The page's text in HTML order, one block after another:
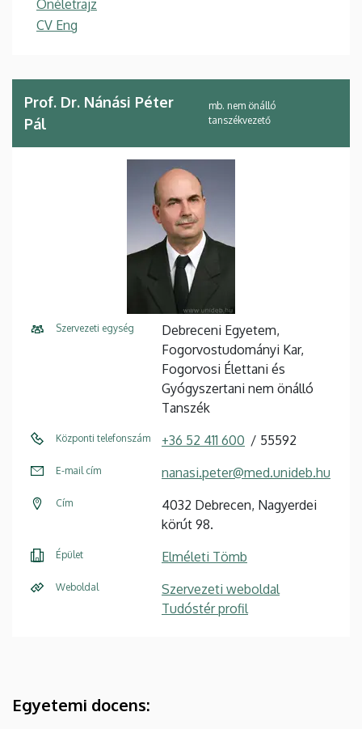
Önéletrajz
CV Eng
Prof. Dr. Nánási Péter
Pál
mb. nem önálló
tanszékvezető
Szervezeti egység
Debreceni Egyetem,
Fogorvostudományi Kar,
Fogorvosi Élettani és
Gyógyszertani nem önálló
Tanszék
Központi telefonszám +36 52 411 600 55592
E-mail cím nanasi.peter@med.unideb.hu
Cím
4032 Debrecen, Nagyerdei
körút 98.
Épület Elméleti Tömb
Weboldal
Szervezeti weboldal
Tudóstér profil
Egyetemi docens: